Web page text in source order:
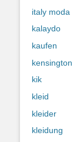
italy moda
kalaydo
kaufen
kensington
kik
kleid
kleider
kleidung